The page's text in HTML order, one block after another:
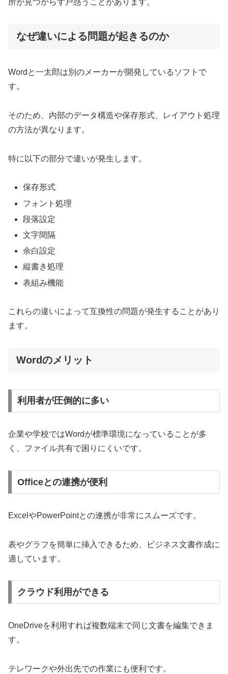
なぜ違いによる問題が起きるのか
Wordと一太郎は別のメーカーが開発しているソフトで
す。
そのため、内部のデータ構造や保存形式、レイアウト処理
の方法が異なります。
特に以下の部分で違いが発生します。
保存形式
フォント処理
段落設定
文字間隔
余白設定
縦書き処理
表組み機能
これらの違いによって互換性の問題が発生することがあり
ます。
Wordのメリット
利用者が圧倒的に多い
企業や学校ではWordが標準環境になっていることが多
く、ファイル共有で困りにくいです。
Officeとの連携が便利
ExcelやPowerPointとの連携が非常にスムーズです。
表やグラフを簡単に挿入できるため、ビジネス文書作成に
適しています。
クラウド利用ができる
OneDriveを利用すれば複数端末で同じ文書を編集できま
す。
テレワークや外出先での作業にも便利です。